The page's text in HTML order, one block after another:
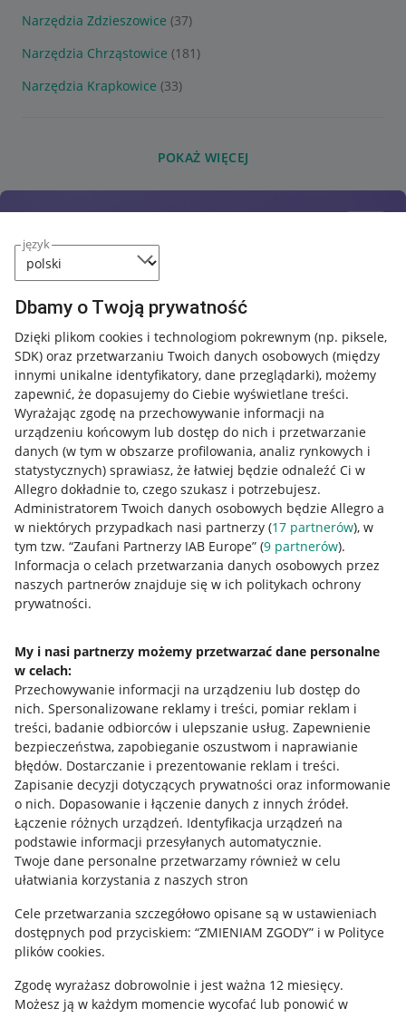
język
Dbamy o Twoją prywatność
Dzięki plikom cookies i technologiom pokrewnym (np. piksele,
SDK) oraz przetwarzaniu Twoich danych osobowych (między
innymi unikalne identyfikatory, dane przeglądarki), możemy
zapewnić, że dopasujemy do Ciebie wyświetlane treści.
Wyrażając zgodę na przechowywanie informacji na
urządzeniu końcowym lub dostęp do nich i przetwarzanie
danych (w tym w obszarze profilowania, analiz rynkowych i
statystycznych) sprawiasz, że łatwiej będzie odnaleźć Ci w
Allegro dokładnie to, czego szukasz i potrzebujesz.
Administratorem Twoich danych osobowych będzie Allegro a
w niektórych przypadkach nasi partnerzy (17 partnerów), w
tym tzw. “Zaufani Partnerzy IAB Europe” (9 partnerów).
Informacja o celach przetwarzania danych osobowych przez
naszych partnerów znajduje się w ich politykach ochrony
prywatności.
My i nasi partnerzy możemy przetwarzać dane personalne
w celach:
Przechowywanie informacji na urządzeniu lub dostęp do
nich. Spersonalizowane reklamy i treści, pomiar reklam i
treści, badanie odbiorców i ulepszanie usług. Zapewnienie
bezpieczeństwa, zapobieganie oszustwom i naprawianie
błędów. Dostarczanie i prezentowanie reklam i treści.
Zapisanie decyzji dotyczących prywatności oraz informowanie
o nich. Dopasowanie i łączenie danych z innych źródeł.
Łączenie różnych urządzeń. Identyfikacja urządzeń na
podstawie informacji przesyłanych automatycznie.
Twoje dane personalne przetwarzamy również w celu
ułatwiania korzystania z naszych stron
Cele przetwarzania szczegółowo opisane są w ustawieniach
dostępnych pod przyciskiem: “ZMIENIAM ZGODY” i w Polityce
plików cookies.
Zgodę wyrażasz dobrowolnie i jest ważna 12 miesięcy.
Możesz ją w każdym momencie wycofać lub ponowić w
Narzędzia Zdzieszowice (37)
Narzędzia Chrząstowice (181)
Narzędzia Krapkowice (33)
POKAŻ WIĘCEJ
Nawigacja
Przydatne informacje
Jak to działa
Allegro Gadane dla sprzedających
Allegro Gadane dla kupujących
Mapa miejscowości
Informacje prawne
Regulamin
Polityka plików "cookies"
Ustawienia plików "cookies"
Udostępnianie lokalizacji
Informacje dla Aktu o Usługach Cyfrowych
Pobierz aplikację